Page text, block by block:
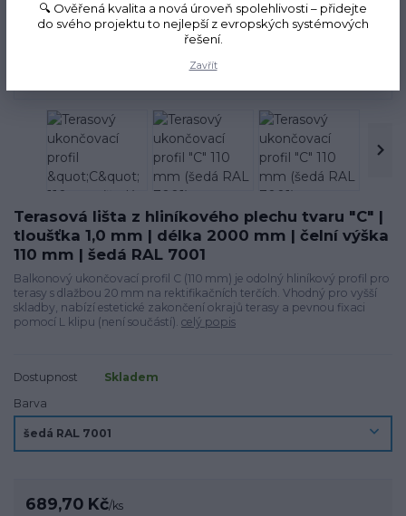
Terasová lišta z hliníkového plechu tvaru "C" |
tloušťka 1,0 mm | délka 2000 mm | čelní výška
110 mm | šedá RAL 7001
Balkonový ukončovací profil C (110 mm) je odolný hliníkový profil pro
terasy s dlažbou 20 mm na rektifikačních terčích. Vhodný pro vyšší
skladby, nabízí estetické zakončení okrajů terasy a pevnou fixaci
pomocí L klipu (není součástí). celý popis
Dostupnost
Skladem
Barva
689,70 Kč/ks
🔍 Ověřená kvalita a nová úroveň spolehlivosti – přidejte
do svého projektu to nejlepší z evropských systémových
řešení.
Zavřít